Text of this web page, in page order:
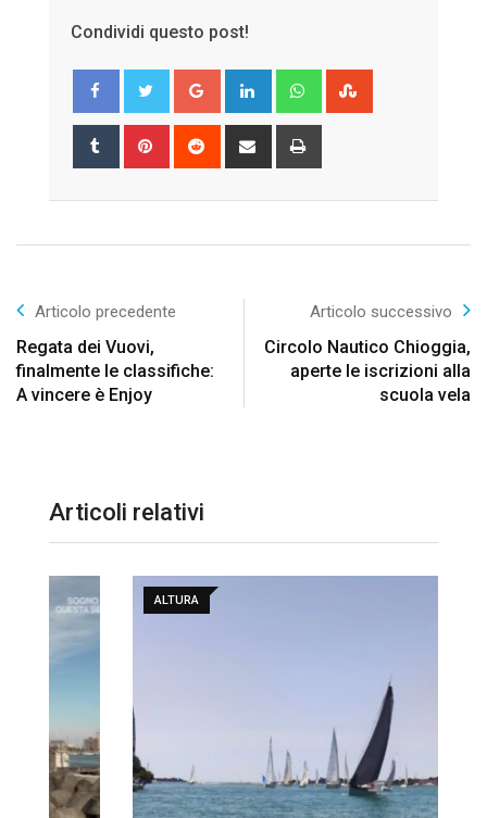
Condividi questo post!
Google+ LinkedIn Whatsapp
Tumblr Pinterest Reddit
Share
Articolo precedente
Regata dei Vuovi,
finalmente le classifiche:
A vincere è Enjoy
Articolo successivo
Circolo Nautico Chioggia,
aperte le iscrizioni alla
scuola vela
Articoli relativi
ALTURA